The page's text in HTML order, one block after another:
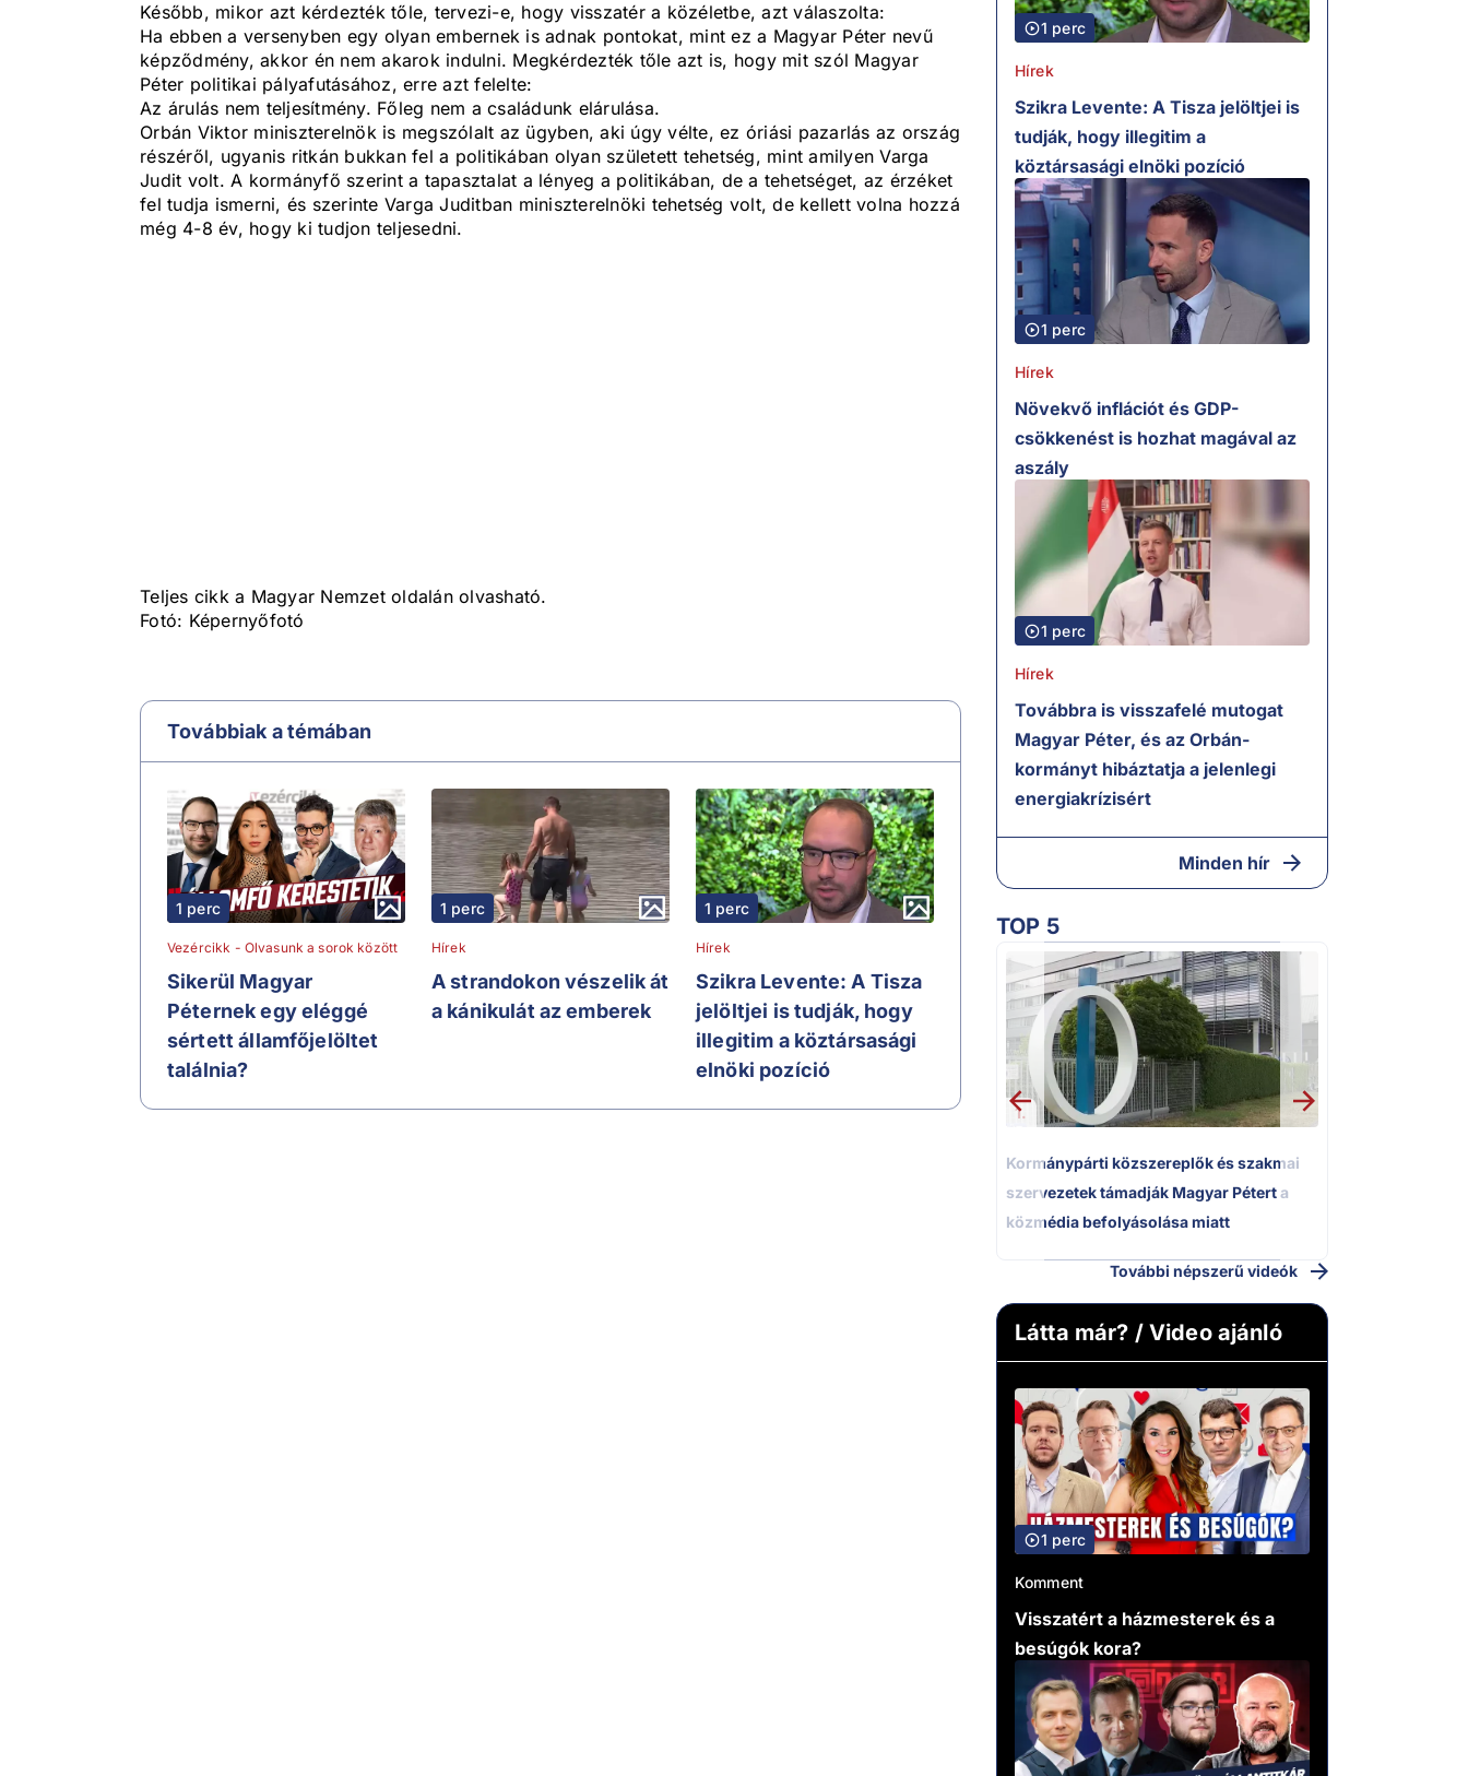
Később, mikor azt kérdezték tőle, tervezi-e, hogy visszatér a közéletbe, azt válaszolta:
Ha ebben a versenyben egy olyan embernek is adnak pontokat, mint ez a Magyar Péter nevű
képződmény, akkor én nem akarok indulni. Megkérdezték tőle azt is, hogy mit szól Magyar
Péter politikai pályafutásához, erre azt felelte:
Az árulás nem teljesítmény. Főleg nem a családunk elárulása.
Orbán Viktor miniszterelnök is megszólalt az ügyben, aki úgy vélte, ez óriási pazarlás az ország
részéről, ugyanis ritkán bukkan fel a politikában olyan született tehetség, mint amilyen Varga
Judit volt. A kormányfő szerint a tapasztalat a lényeg a politikában, de a tehetséget, az érzéket
fel tudja ismerni, és szerinte Varga Juditban miniszterelnöki tehetség volt, de kellett volna hozzá
még 4-8 év, hogy ki tudjon teljesedni.
Teljes cikk a Magyar Nemzet oldalán olvasható.
Fotó: Képernyőfotó
Továbbiak a témában
1 perc
Vezércikk - Olvasunk a sorok között
Sikerül Magyar
Péternek egy eléggé
sértett államfőjelöltet
találnia?
1 perc
Hírek
A strandokon vészelik át
a kánikulát az emberek
1 perc
Hírek
Szikra Levente: A Tisza
jelöltjei is tudják, hogy
illegitim a köztársasági
elnöki pozíció
1 perc
Hírek
Szikra Levente: A Tisza jelöltjei is
tudják, hogy illegitim a
köztársasági elnöki pozíció
1 perc
Hírek
Növekvő inflációt és GDP-
csökkenést is hozhat magával az
aszály
1 perc
Hírek
Továbbra is visszafelé mutogat
Magyar Péter, és az Orbán-
kormányt hibáztatja a jelenlegi
energiakrízisért
Minden hír
TOP 5
1.
Kormánypárti közszereplők és szakmai
szervezetek támadják Magyar Pétert a
közmédia befolyásolása miatt
További népszerű videók
Látta már? / Video ajánló
1 perc
Komment
Visszatért a házmesterek és a
besúgók kora?